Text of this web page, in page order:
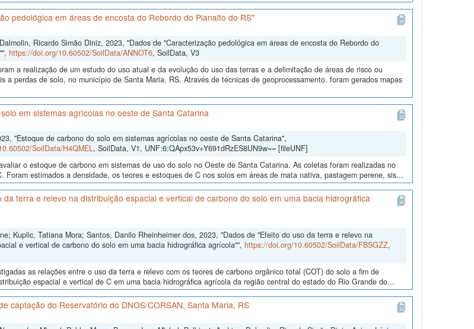
pedológica em áreas de encosta do Rebordo do Planalto do RS"
Ricardo Simão Diniz, 2023, "Dados de "Caracterização pedológica em áreas de encosta do Rebordo do
https://doi.org/10.60502/SoilData/ANNOT6, SoilData, V3
a realização de um estudo do uso atual e da evolução do uso das terras e a delimitação de áreas de risco ou
a perdas de solo, no município de Santa Maria, RS. Através de técnicas de geoprocessamento. foram gerados mapas
em sistemas agrícolas no oeste de Santa Catarina
"Estoque de carbono do solo em sistemas agrícolas no oeste de Santa Catarina",
SoilData/H4QMEL, SoilData, V1, UNF:6:QApx53v+Y691dRzES8UN9w== [fileUNF]
o estoque de carbono em sistemas de uso do solo no Oeste de Santa Catarina. As coletas foram realizadas no
Foram estimados a densidade, os teores e estoques de C nos solos em áreas de mata nativa, pastagem perene, sis...
da terra e relevo na distribuição espacial e vertical de carbono do solo em uma bacia hidrográfica
Kuplic, Tatiana Mora; Santos, Danilo Rheinheimer dos, 2023, "Dados de "Efeito do uso da terra e relevo na
e vertical de carbono do solo em uma bacia hidrográfica agrícola"", https://doi.org/10.60502/SoilData/FBSGZZ,
as relações entre o uso da terra e relevo com os teores de carbono orgânico total (COT) do solo a fim de
espacial e vertical de C em uma bacia hidrográfica agrícola da região central do estado do Rio Grande do...
captação do Reservatório do DNOS/CORSAN, Santa Maria, RS